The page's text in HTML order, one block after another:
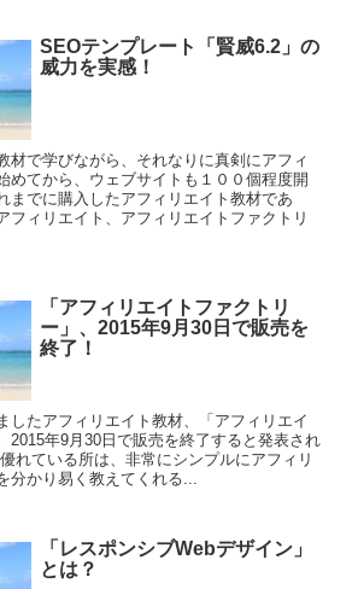
SEOテンプレート「賢威6.2」の
威力を実感！
材で学びながら、それなりに真剣にアフィ
めてから、ウェブサイトも１００個程度開
までに購入したアフィリエイト教材であ
フィリエイト、アフィリエイトファクトリ
「アフィリエイトファクトリ
ー」、2015年9月30日で販売を
終了！
したアフィリエイト教材、「アフィリエイ
2015年9月30日で販売を終了すると発表され
れている所は、非常にシンプルにアフィリ
分かり易く教えてくれる...
「レスポンシブWebデザイン」
とは？